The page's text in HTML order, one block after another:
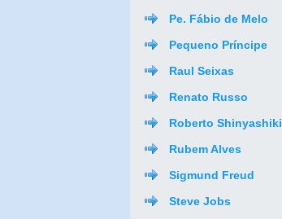
Pe. Fábio de Melo
Pequeno Príncipe
Raul Seixas
Renato Russo
Roberto Shinyashiki
Rubem Alves
Sigmund Freud
Steve Jobs